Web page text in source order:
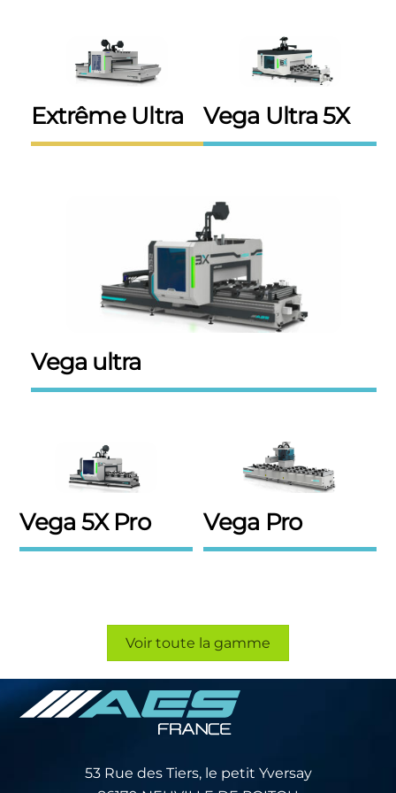
Extrême Ultra Vega Ultra 5X
Vega ultra
Vega 5X Pro Vega Pro
Voir toute la gamme
53 Rue des Tiers, le petit Yversay